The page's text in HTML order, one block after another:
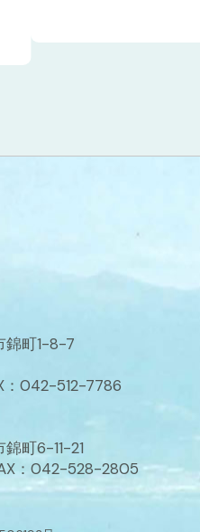
町1-8-7
042-512-7786
町6-11-21
：042-528-2805